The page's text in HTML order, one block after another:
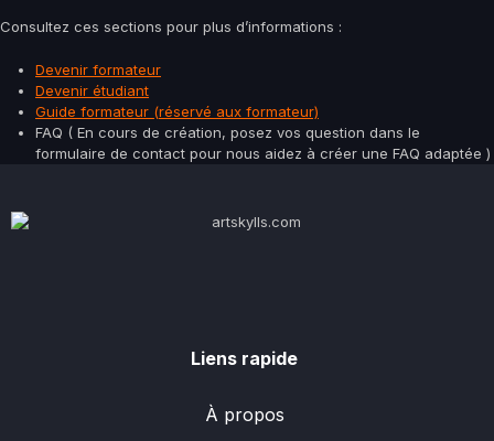
Consultez ces sections pour plus d’informations :
Devenir formateur
Devenir étudiant
Guide formateur (réservé aux formateur)
FAQ ( En cours de création, posez vos question dans le
formulaire de contact pour nous aidez à créer une FAQ adaptée )
Liens rapide
À propos